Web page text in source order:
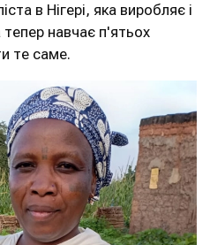
в Нігері, яка виробляє і
навчає п'ятьох
те саме.